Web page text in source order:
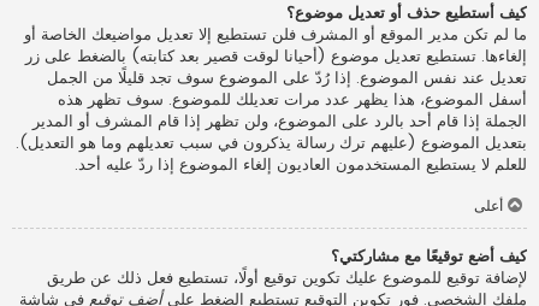
كيف أستطيع حذف أو تعديل موضوع؟
ما لم تكن مدير الموقع أو المشرف فلن تستطيع إلا تعديل مواضيعك الخاصة أو
إلغاءها. تستطيع تعديل موضوع (أحيانا لوقت قصير بعد كتابته) بالضغط على زر
تعديل عند نفس الموضوع. إذا رُدّ على الموضوع سوف تجد قليلًا من الجمل
أسفل الموضوع، هذا يظهر عدد مرات تعديلك للموضوع. سوف تظهر هذه
الجملة إذا قام أحد بالرد على الموضوع، ولن تظهر إذا قام المشرف أو المدير
بتعديل الموضوع (عليهم ترك رسالة يذكرون في سبب تعديلهم وما هو التعديل).
للعلم لا يستطيع المستخدمون العاديون إلغاء الموضوع إذا ردّ عليه أحد.
أعلى
كيف أضع توقيعًا مع مشاركتي؟
لإضافة توقيع للموضوع عليك تكوين توقيع أولًا، تستطيع فعل ذلك عن طريق
ملفك الشخصي. فور تكوين التوقيع تستطيع الضغط علىأضف توقيع في شاشة